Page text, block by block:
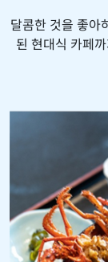
달콤한 것을 좋아
된 현대식 카페